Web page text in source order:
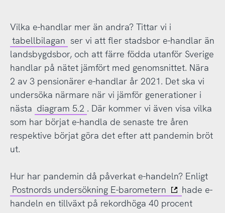
Vilka e-handlar mer än andra? Tittar vi i
tabellbilagan ser vi att fler stadsbor e-handlar än
landsbygdsbor, och att färre födda utanför Sverige
handlar på nätet jämfört med genomsnittet. Nära
2 av 3 pensionärer e-handlar år 2021. Det ska vi
undersöka närmare när vi jämför generationer i
nästa diagram 5.2 . Där kommer vi även visa vilka
som har börjat e-handla de senaste tre åren
respektive börjat göra det efter att pandemin bröt
ut.
Hur har pandemin då påverkat e-handeln? Enligt
Postnords undersökning E-barometern
hade e-
handeln en tillväxt på rekordhöga 40 procent